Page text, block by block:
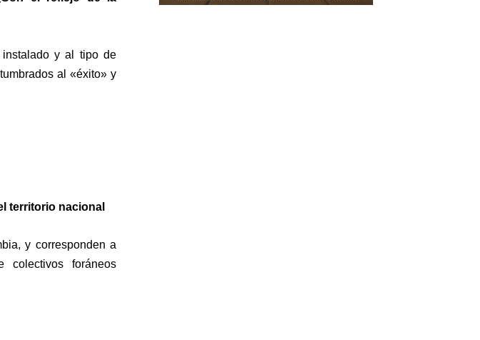
y al tipo de
al «éxito» y
territorio nacional
y corresponden a
colectivos foráneos